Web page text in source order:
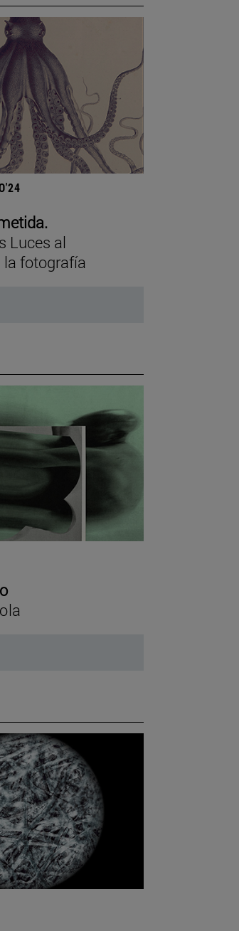
Luces al
fotografía